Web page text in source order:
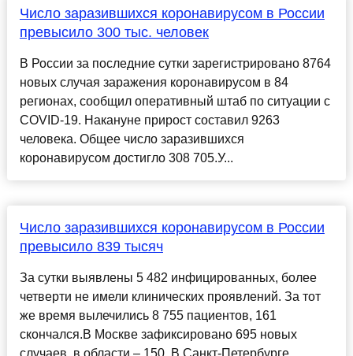
Число заразившихся коронавирусом в России
превысило 300 тыс. человек
В России за последние сутки зарегистрировано 8764
новых случая заражения коронавирусом в 84
регионах, сообщил оперативный штаб по ситуации с
COVID-19. Накануне прирост составил 9263
человека. Общее число заразившихся
коронавирусом достигло 308 705.У...
Число заразившихся коронавирусом в России
превысило 839 тысяч
За сутки выявлены 5 482 инфицированных, более
четверти не имели клинических проявлений. За тот
же время вылечились 8 755 пациентов, 161
скончался.В Москве зафиксировано 695 новых